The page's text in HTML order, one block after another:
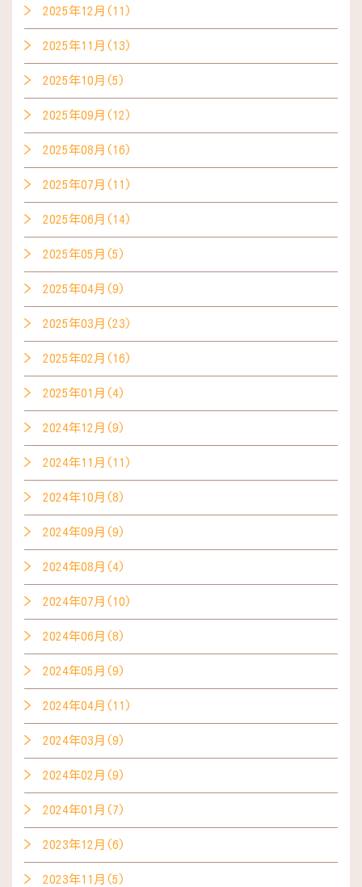
2025年12月(11)
2025年11月(13)
2025年10月(5)
2025年09月(12)
2025年08月(16)
2025年07月(11)
2025年06月(14)
2025年05月(5)
2025年04月(9)
2025年03月(23)
2025年02月(16)
2025年01月(4)
2024年12月(9)
2024年11月(11)
2024年10月(8)
2024年09月(9)
2024年08月(4)
2024年07月(10)
2024年06月(8)
2024年05月(9)
2024年04月(11)
2024年03月(9)
2024年02月(9)
2024年01月(7)
2023年12月(6)
2023年11月(5)